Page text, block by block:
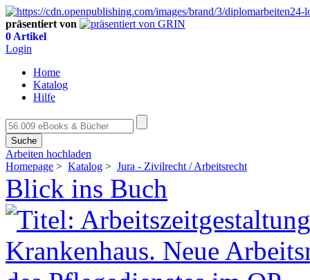
präsentiert von
0 Artikel
Login
Home
Katalog
Hilfe
Suche
Arbeiten hochladen
Homepage > Katalog > Jura - Zivilrecht / Arbeitsrecht
Blick ins Buch